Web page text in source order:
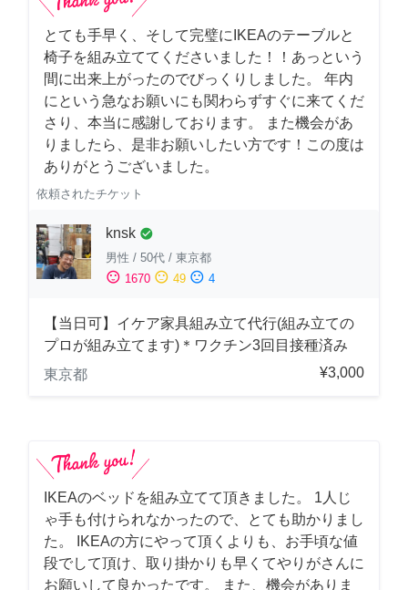
とても手早く、そして完璧にIKEAのテーブルと
椅子を組み立ててくださいました！！あっという
間に出来上がったのでびっくりしました。 年内
にという急なお願いにも関わらずすぐに来てくだ
さり、本当に感謝しております。 また機会があ
りましたら、是非お願いしたい方です！この度は
ありがとうございました。
依頼されたチケット
knsk check_circle
男性 / 50代 / 東京都
sentiment_satisfied 1670 sentiment_neutral 49 sentiment_dissatisfied 4
【当日可】イケア家具組み立て代行(組み立ての
プロが組み立てます)＊ワクチン3回目接種済み
東京都
¥3,000
IKEAのベッドを組み立てて頂きました。 1人じ
ゃ手も付けられなかったので、とても助かりまし
た。 IKEAの方にやって頂くよりも、お手頃な値
段でして頂け、取り掛かりも早くてやりがさんに
お願いして良かったです。 また、機会がありま